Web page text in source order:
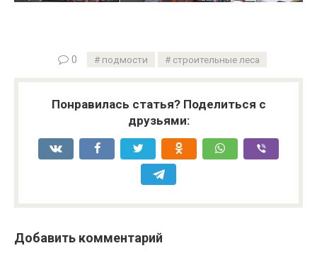
0 подмости строительные леса
Понравилась статья? Поделиться с
друзьями:
Добавить комментарий